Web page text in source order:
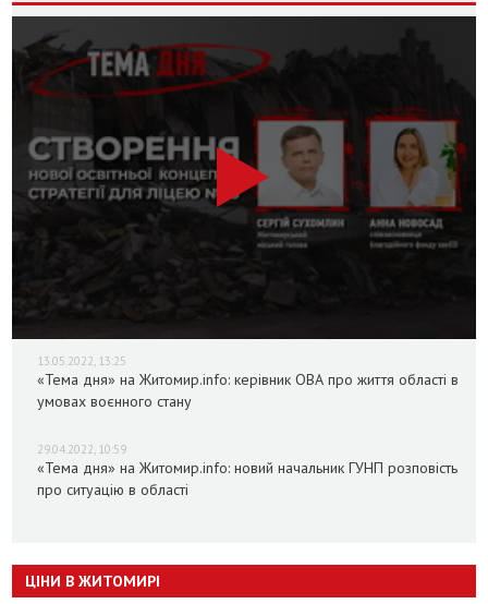
13.05.2022, 13:25
«Тема дня» на Житомир.info: керівник ОВА про життя області в
умовах воєнного стану
29.04.2022, 10:59
«Тема дня» на Житомир.info: новий начальник ГУНП розповість
про ситуацію в області
ЦІНИ В ЖИТОМИРІ